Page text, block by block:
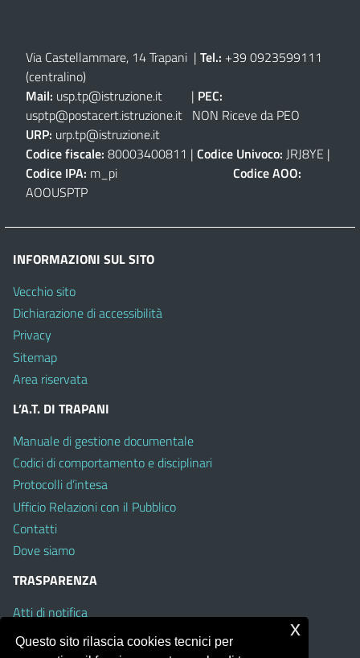
Via Castellammare, 14 Trapani | Tel.: +39 0923599111
(centralino)
Mail: usp.tp@istruzione.it | PEC:
usptp@postacert.istruzione.it NON Riceve da PEO
URP: urp.tp@istruzione.it
Codice fiscale: 80003400811 | Codice Univoco: JRJ8YE |
Codice IPA: m_pi Codice AOO:
AOOUSPTP
INFORMAZIONI SUL SITO
Vecchio sito
Dichiarazione di accessibilità
Privacy
Sitemap
Area riservata
L’A.T. DI TRAPANI
Manuale di gestione documentale
Codici di comportamento e disciplinari
Protocolli d’intesa
Ufficio Relazioni con il Pubblico
Contatti
Dove siamo
TRASPARENZA
Atti di notifica
Albo on line
Questo sito rilascia cookies tecnici per
x